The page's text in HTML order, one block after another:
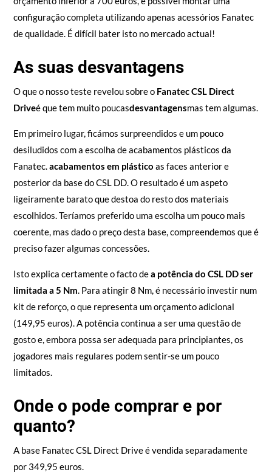
configuração completa utilizando apenas acessórios Fanatec
de qualidade. É difícil bater isto no mercado actual!
As suas desvantagens
O que o nosso teste revelou sobre o Fanatec CSL Direct
Driveé que tem muito poucasdesvantagensmas tem algumas.
Em primeiro lugar, ficámos surpreendidos e um pouco
desiludidos com a escolha de acabamentos plásticos da
Fanatec.acabamentos em plástico as faces anterior e
posterior da base do CSL DD. O resultado é um aspeto
ligeiramente barato que destoa do resto dos materiais
escolhidos. Teríamos preferido uma escolha um pouco mais
coerente, mas dado o preço desta base, compreendemos que é
preciso fazer algumas concessões.
Isto explica certamente o facto dea potência do CSL DD ser
limitada a 5 Nm. Para atingir 8 Nm, é necessário investir num
kit de reforço, o que representa um orçamento adicional
(149,95 euros). A potência continua a ser uma questão de
gosto e, embora possa ser adequada para principiantes, os
jogadores mais regulares podem sentir-se um pouco
limitados.
Onde o pode comprar e por
quanto?
A base Fanatec CSL Direct Drive é vendida separadamente
por 349,95 euros.